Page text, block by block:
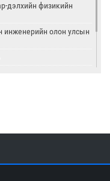
дэлхийн физикийн
инженерийн олон улсын